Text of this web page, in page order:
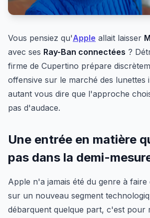
Vous pensiez qu'Apple allait laisser
avec ses Ray-Ban connectées ?
firme de Cupertino prépare
offensive sur le marché des lunettes
autant vous dire que l'approche
pas d'audace.
Une entrée en matière
pas dans la demi-
Apple n'a jamais été du genre à faire
sur un nouveau segment
débarquent quelque part, c'est pour